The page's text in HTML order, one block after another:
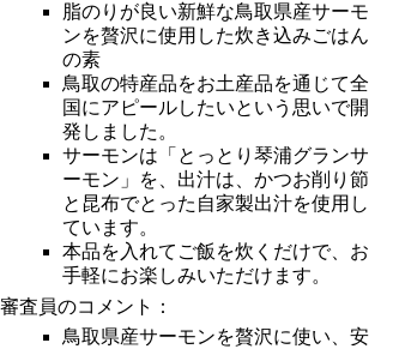
脂のりが良い新鮮な鳥取県産サーモ
ンを贅沢に使用した炊き込みごはん
の素
鳥取の特産品をお土産品を通じて全
国にアピールしたいという思いで開
発しました。
サーモンは「とっとり琴浦グランサ
ーモン」を、出汁は、かつお削り節
と昆布でとった自家製出汁を使用し
ています。
本品を入れてご飯を炊くだけで、お
手軽にお楽しみいただけます。
審査員のコメント：
鳥取県産サーモンを贅沢に使い、安